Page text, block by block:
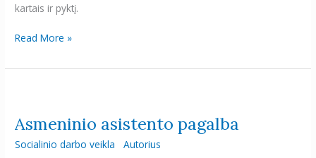
kartais ir pyktį.
Read More »
Asmeninio asistento pagalba
Socialinio darbo veikla Autorius
pagalba